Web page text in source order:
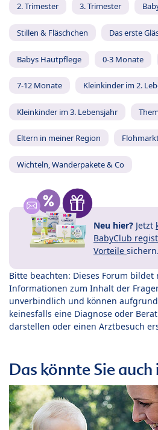
2. Trimester 3. Trimester
Stillen & Fläschchen Das erste
Babys Hautpflege 0-3 Monate
7-12 Monate Kleinkinder im 2.
Kleinkinder im 3. Lebensjahr
Eltern in meiner Region
Wichteln, Wanderpakete & Co
Neu hier? Jetzt
BabyClub
Vorteile sichern.
Bitte beachten: Dieses Forum
Informationen zum Inhalt der
unverbindlich und können
keinesfalls eine Diagnose oder
darstellen oder einen Arztbesuch
Das könnte Sie